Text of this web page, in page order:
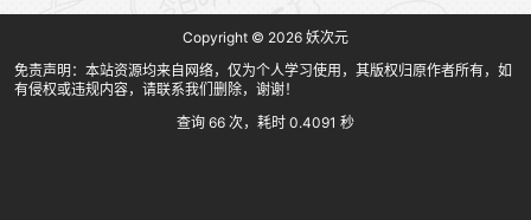
Copyright © 2026 妖次元
免责声明：本站资源均来自网络，仅为个人学习使用，其版权归原作者所有，如
有侵权或违规内容，请联系我们删除，谢谢！
查询 66 次，耗时 0.4091 秒